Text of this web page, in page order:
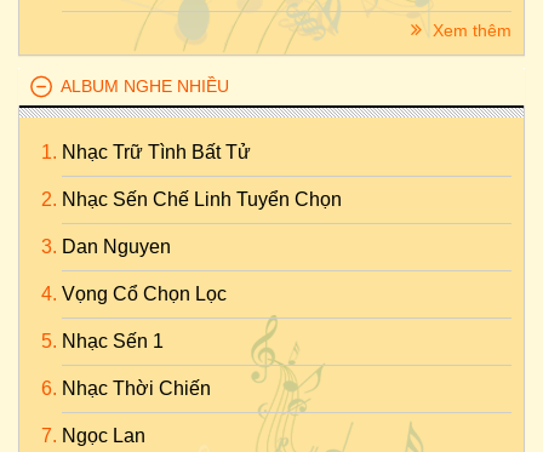
Xem thêm
ALBUM NGHE NHIỀU
Nhạc Trữ Tình Bất Tử
Nhạc Sến Chế Linh Tuyển Chọn
Dan Nguyen
Vọng Cổ Chọn Lọc
Nhạc Sến 1
Nhạc Thời Chiến
Ngọc Lan